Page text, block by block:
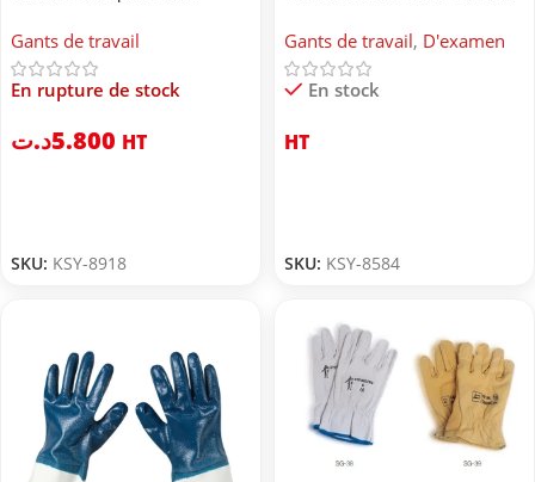
Gants de travail
En rupture de stock
5.800د.ت HT
SKU: KSY-8918
Gants de travail, D'examen
En stock
HT
SKU: KSY-8584